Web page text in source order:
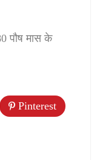
पौष मास के
Pinterest